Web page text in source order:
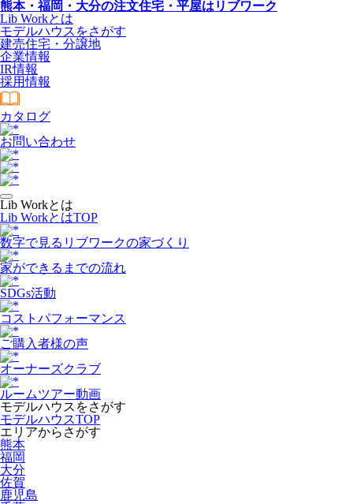
熊本・福岡・大分の注文住宅・平屋はリブワーク
Lib Workとは
モデルハウスをさがす
建売住宅・分譲地
企業情報
IR情報
採用情報
カタログ
お問い合わせ
Lib Workとは
Lib WorkとはTOP
数字で⾒るリブワークの家づくり
家ができるまでの流れ
SDGs活動
コストパフォーマンス
ご購入者様の声
オーナーズクラブ
ルームツアー動画
モデルハウスをさがす
モデルハウスTOP
エリアからさがす
熊本
福岡
大分
佐賀
鹿児島